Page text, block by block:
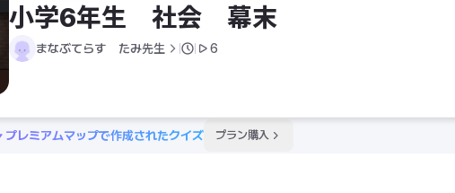
小学6年生　社会　幕末
まなぶてらす　たみ先生 6
プレミアムマップで作成されたクイズ プラン購入